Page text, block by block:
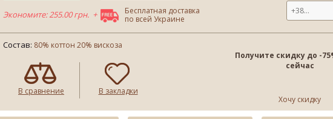
Экономите: 255.00 грн. +
Бесплатная доставка
по всей Украине
Состав: 80% коттон 20% вискоза
Получите скидку до -
сейчас
Хочу скидку
В закладки
В сравнение